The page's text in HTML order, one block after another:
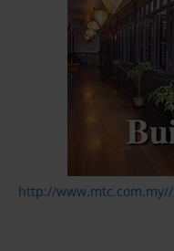
http://www.mtc.com.my//